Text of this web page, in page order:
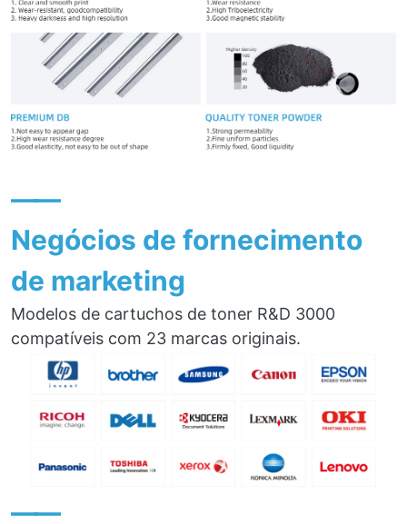
——
Negócios de fornecimento
de marketing
Modelos de cartuchos de toner R&D 3000
compatíveis com 23 marcas originais.
——